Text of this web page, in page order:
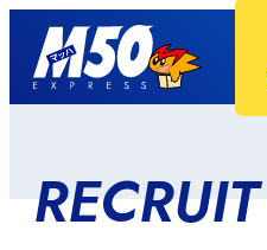
RECRUIT